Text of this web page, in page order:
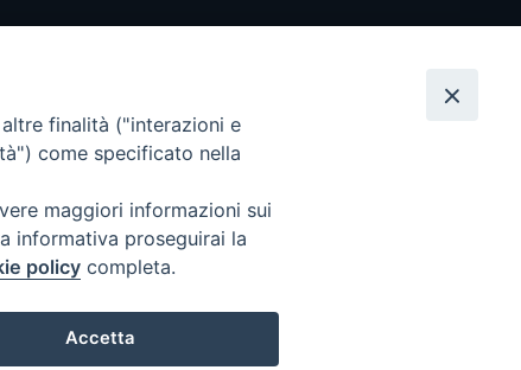
finalità ("interazioni e
come specificato nella
maggiori informazioni sui
informativa proseguirai la
policy completa.
Accetta